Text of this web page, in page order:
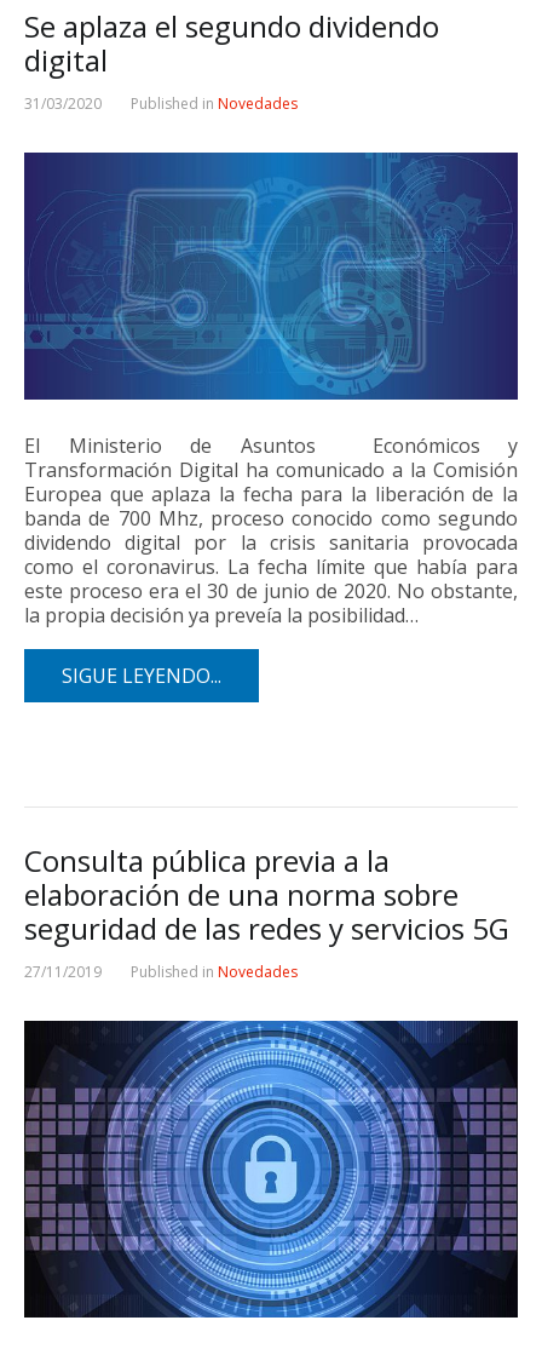
Se aplaza el segundo dividendo
digital
31/03/2020 Published in Novedades
El Ministerio de Asuntos Económicos y
Transformación Digital ha comunicado a la Comisión
Europea que aplaza la fecha para la liberación de la
banda de 700 Mhz, proceso conocido como segundo
dividendo digital por la crisis sanitaria provocada
como el coronavirus. La fecha límite que había para
este proceso era el 30 de junio de 2020. No obstante,
la propia decisión ya preveía la posibilidad…
SIGUE LEYENDO...
Consulta pública previa a la
elaboración de una norma sobre
seguridad de las redes y servicios 5G
27/11/2019 Published in Novedades